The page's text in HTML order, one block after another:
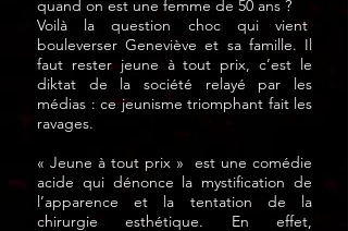
quand on est une femme de 50 ans ?
Voilà la question choc qui vient
bouleverser Geneviève et sa famille. Il
faut rester jeune à tout prix, c’est le
diktat de la société relayé par les
médias : ce jeunisme triomphant fait les
ravages.
« Jeune à tout prix » est une comédie
acide qui dénonce la mystification de
l’apparence et la tentation de la
chirurgie esthétique. En effet,